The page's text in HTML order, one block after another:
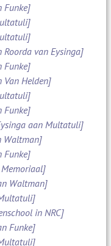
Funke]
van Eysinga]
Funke]
Helden]
Funke]
aan Multatuli]
Waltman]
Funke]
Waltman]
in NRC]
Funke]